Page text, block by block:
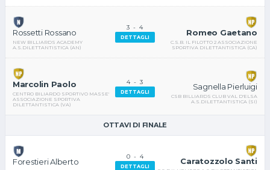
Rossetti Rossano
NEW BILLIARDS ACADEMY
A.S.DILETTANTISTICA (AN)
3 -4
DETTAGLI
Romeo Gaetano
C.S.B. IL FILOTTO 2 ASSOCIAZIONE
SPORTIVA DILETTANTISTICA (CA)
Marcolin Paolo
CENTRO BILIARDO SPORTIVO MASSE'
ASSOCIAZIONE SPORTIVA
DILETTANTISTICA (VA)
4-3
DETTAGLI
Sagnella Pierluigi
CSB BILLIARDS CLUB VAL D'ELSA
A.S.DILETTANTISTICA (SI)
OTTAVI DI FINALE
Forestieri Alberto
0- 4
DETTAGLI
Caratozzolo Santi